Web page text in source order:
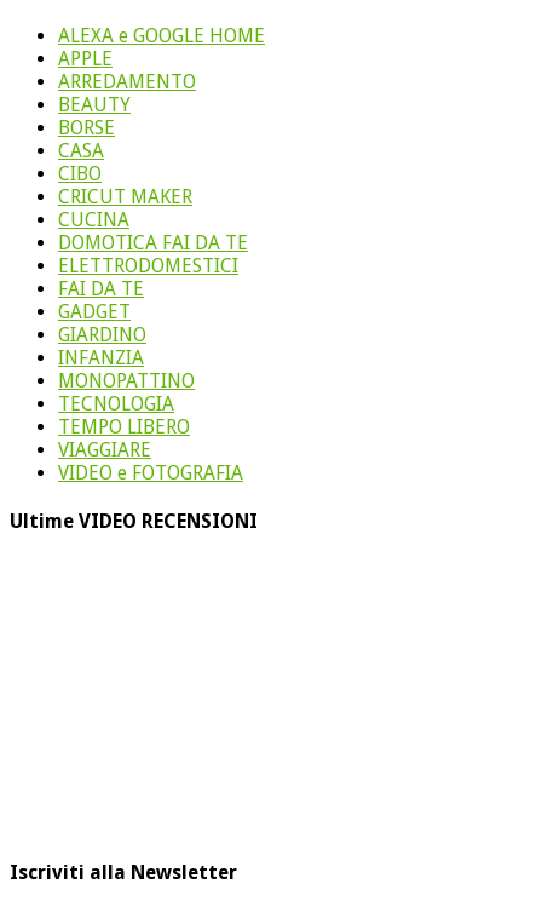
ALEXA e GOOGLE HOME
APPLE
ARREDAMENTO
BEAUTY
BORSE
CASA
CIBO
CRICUT MAKER
CUCINA
DOMOTICA FAI DA TE
ELETTRODOMESTICI
FAI DA TE
GADGET
GIARDINO
INFANZIA
MONOPATTINO
TECNOLOGIA
TEMPO LIBERO
VIAGGIARE
VIDEO e FOTOGRAFIA
Ultime VIDEO RECENSIONI
Iscriviti alla Newsletter